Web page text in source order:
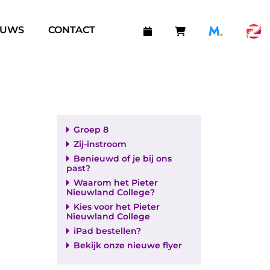
CONTACT
Groep 8
Zij-instroom
Benieuwd of je bij ons
past?
Waarom het Pieter
Nieuwland College?
Kies voor het Pieter
Nieuwland College
iPad bestellen?
Bekijk onze nieuwe flyer